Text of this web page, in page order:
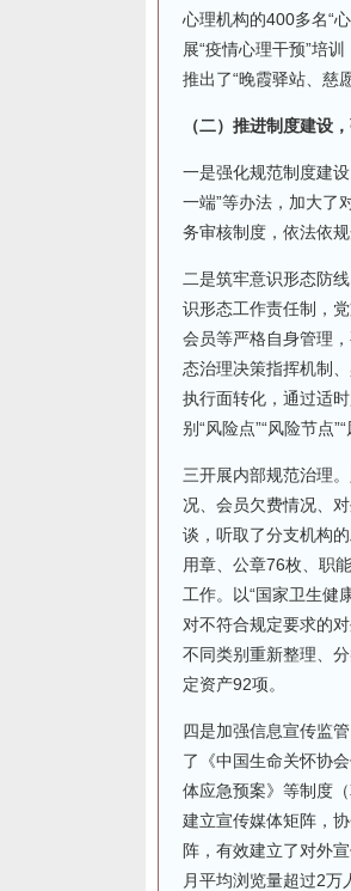
心理机构的400多名“
展“疫情心理干预”培
推出了“晚霞驿站、慈
（二）推进制度建设
一是强化规范制度建
一端”等办法，加大了
务审核制度，依法依
二是筑牢意识形态防
识形态工作责任制，
会员等严格自身管理
态治理决策指挥机制
执行面转化，通过适
别“风险点”“风险节点”“
三开展内部规范治理
况、会员欠费情况、
谈，听取了分支机构
用章、公章76枚、职
工作。以“国家卫生健
对不符合规定要求的
不同类别重新整理、
定资产92项。
四是加强信息宣传监
了《中国生命关怀协
体应急预案》等制度
建立宣传媒体矩阵，
阵，有效建立了对外
月平均浏览量超过2